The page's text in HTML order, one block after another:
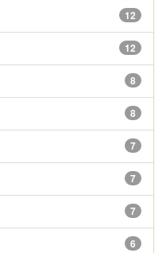
12
12
8
8
7
7
7
6